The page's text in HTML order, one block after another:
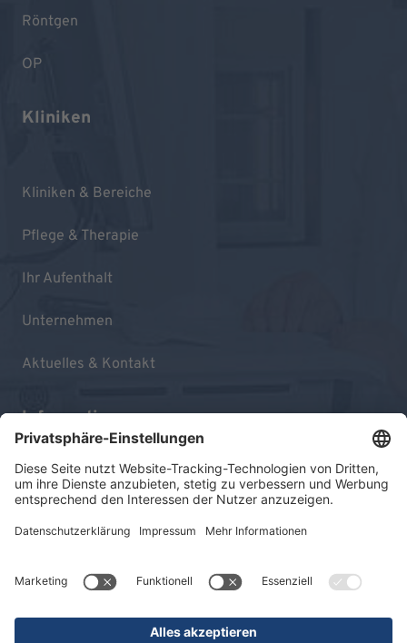
Röntgen
OP
Kliniken
Kliniken & Bereiche
Pflege & Therapie
Ihr Aufenthalt
Unternehmen
Aktuelles & Kontakt
Informationen
Impressum
Datenschutz